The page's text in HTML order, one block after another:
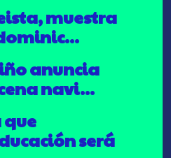
muestra
anuncia
navi...
será